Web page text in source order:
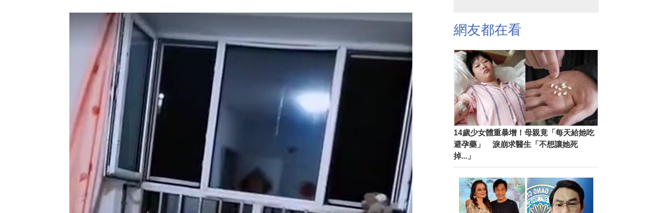
網友都在看
14歲少女體重暴增！母親竟「每天給她吃
避孕藥」 淚崩求醫生「不想讓她死
掉...」